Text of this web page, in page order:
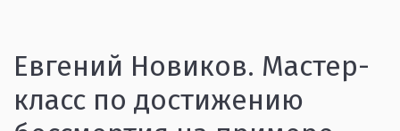
Евгений Новиков. Мастер-
класс по достижению